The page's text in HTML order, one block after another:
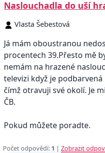
Naslouchadla do uší
Vlasta Šebestová
Já mám oboustranou
procentech 39.Přesto mě
nemám na hrazené
televizi když je
čímž otravuji své okolí. Je
ČB.
Pokud můžete poradte.
Počet odpovědí: 1 |Zobrazit